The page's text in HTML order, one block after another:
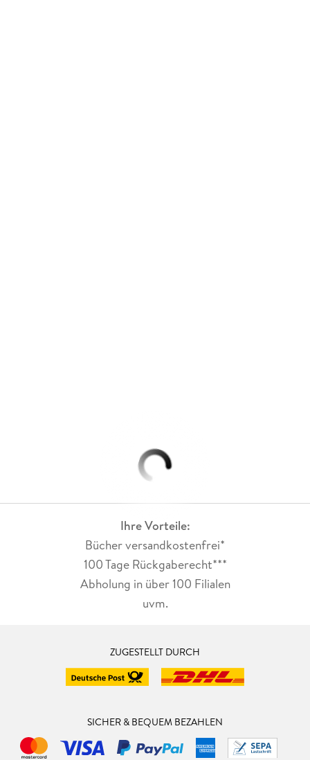
Ihre Vorteile:
Bücher versandkostenfrei*
100 Tage Rückgaberecht***
Abholung in über 100 Filialen
uvm.
ZUGESTELLT DURCH
SICHER & BEQUEM BEZAHLEN